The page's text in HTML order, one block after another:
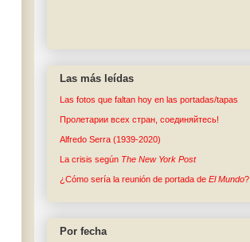
Las más leídas
Las fotos que faltan hoy en las portadas/tapas
Пролетарии всех стран, соединяйтесь!
Alfredo Serra (1939-2020)
La crisis según The New York Post
¿Cómo sería la reunión de portada de El Mundo?
Por fecha